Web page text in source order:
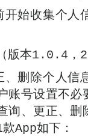
始收集个人
版本1.0.4，
删除个人信
账号设置不
询、更正、
App如下：